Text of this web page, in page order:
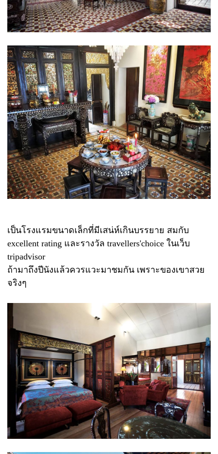
เป็นโรงแรมขนาดเล็กที่มีเสน่ห์เกินบรรยาย สมกับ
excellent rating และรางวัล travellers'choice ในเว็บ
tripadvisor
ถ้ามาถึงปีนังแล้วควรแวะมาชมกัน เพราะของเขาสวย
จริงๆ